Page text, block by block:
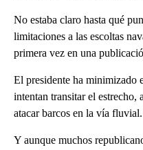
No estaba claro hasta qué
limitaciones a las escoltas
primera vez en una
El presidente ha minimizado
intentan transitar el estrecho,
atacar barcos en la vía fluvial.
Y aunque muchos